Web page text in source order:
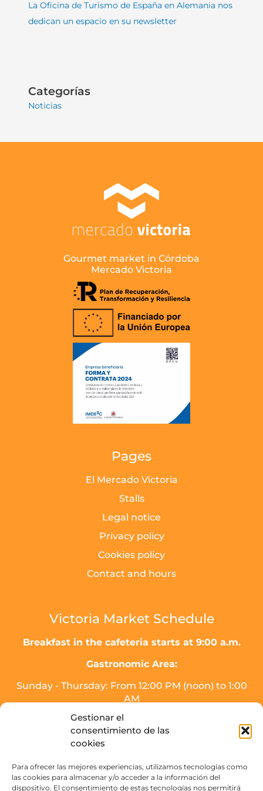
Gestionar el
consentimiento de las
cookies
Para ofrecer las mejores experiencias, utilizamos tecnologías como
las cookies para almacenar y/o acceder a la información del
dispositivo. El consentimiento de estas tecnologías nos permitirá
La Oficina de Turismo de España en Alemania nos
dedican un espacio en su newsletter
Categorías
Noticias
Gourmet market in Córdoba
Mercado Victoria
Pages
El Mercado Victoria
Stalls
Legal notice
Privacy policy
Cookies policy
Contact and hours
Victoria Market Schedule
Breakfast in the cafeteria starts at 9:00 a.m.
Gastronomic Area:
Sunday - Thursday: From 12:00 PM (noon) to 1:00
AM
Friday, Saturday, and the day before holidays:
From 12:00 PM (noon) to 2:00 AM.
* Meal service will end half an hour before
Drinks area (SOJO Mercado):